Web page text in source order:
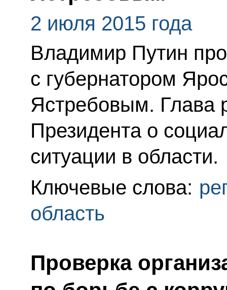
2 июля 2015 года
Владимир Путин
с губернатором
Ястребовым. Глава
Президента о
ситуации в области.
Ключевые слова:
область
Проверка